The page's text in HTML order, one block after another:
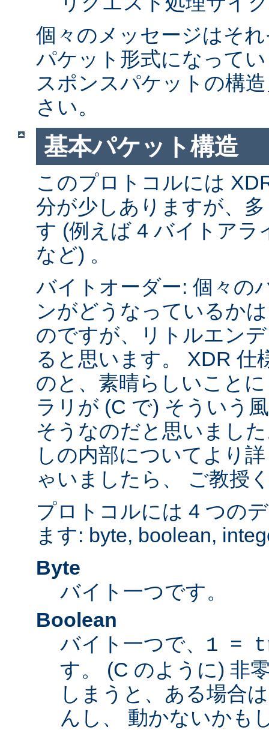
個々のメッセージはそ
パケット形式になって
スポンスパケットの構
さい。
基本パケット構造
このプロトコルには
分が少しありますが、
す (例えば 4 バイトアラ
など) 。
バイトオーダー: 個々の
ンがどうなっているか
のですが、リトルエン
ると思います。 XDR 仕
のと、素晴らしいこと
ラリが (C で) そういう
そうなのだと思いまし
しの内部についてより
ゃいましたら、 ご教授
プロトコルには 4 つの
ます: byte, boolean,
Byte
バイト一つです。
Boolean
バイト一つで、 1 =
す。 (C のように) 非
しまうと、ある場合
んし、 動かないかも